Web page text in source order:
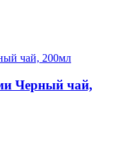
Черный чай,